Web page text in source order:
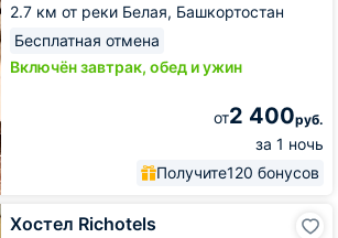
2.7 км от реки Белая, Башкортостан
Бесплатная отмена
Включён завтрак, обед и ужин
от2 400руб.
за 1 ночь
Получите120 бонусов
Хостел Richotels